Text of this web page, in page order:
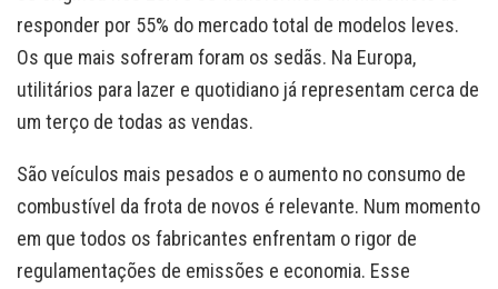
responder por 55% do mercado total de modelos leves.
Os que mais sofreram foram os sedãs. Na Europa,
utilitários para lazer e quotidiano já representam cerca de
um terço de todas as vendas.
São veículos mais pesados e o aumento no consumo de
combustível da frota de novos é relevante. Num momento
em que todos os fabricantes enfrentam o rigor de
regulamentações de emissões e economia. Esse